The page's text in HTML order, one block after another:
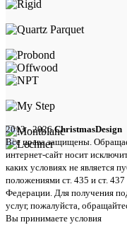
2013 - 2026ChristmasDesign
Все права защищены.
интернет-сайт носит
каких условиях не является
положениями ст. 435 и ст.
Федерации. Для получения
услуг, пожалуйста,
Вы принимаете условия